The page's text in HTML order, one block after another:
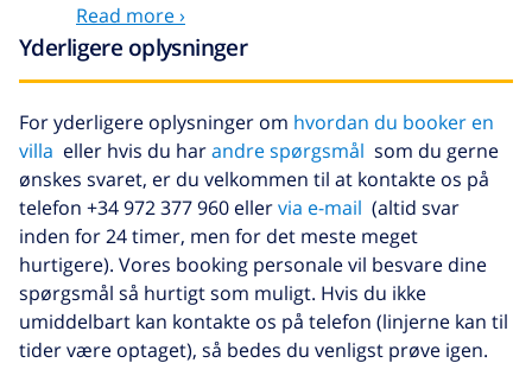
Ekstra
rengøring
baseret på energiforbruget
(52,77 US$/HOUR)
Afbestillings
fond:
4.80% af det samlede beløb
Read more ›
Yderligere oplysninger
For yderligere oplysninger om hvordan du booker en
villa eller hvis du harandre spørgsmål som du gerne
ønskes svaret, er du velkommen til at kontakte os på
telefon +34 972 377 960 ellervia e-mail (altid svar
inden for 24 timer, men for det meste meget
hurtigere). Vores booking personale vil besvare dine
spørgsmål så hurtigt som muligt. Hvis du ikke
umiddelbart kan kontakte os på telefon (linjerne kan til
tider være optaget), så bedes du venligst prøve igen.